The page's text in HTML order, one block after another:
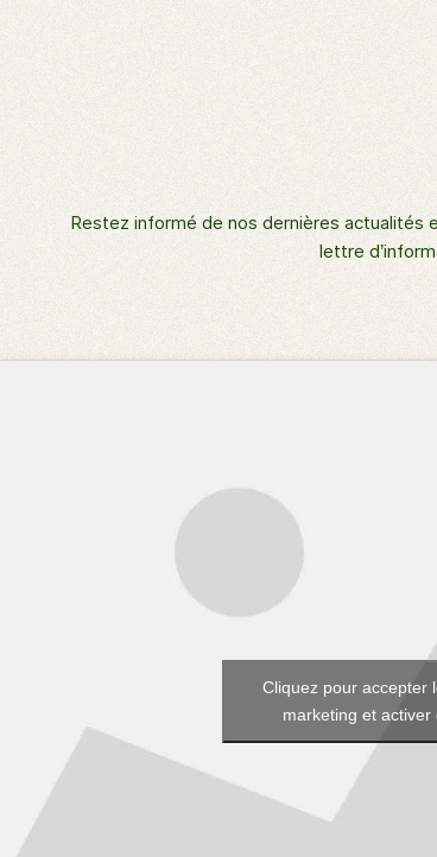
Restez informé de nos dernières actualités
lettre
Cliquez pour accepter
marketing et activer